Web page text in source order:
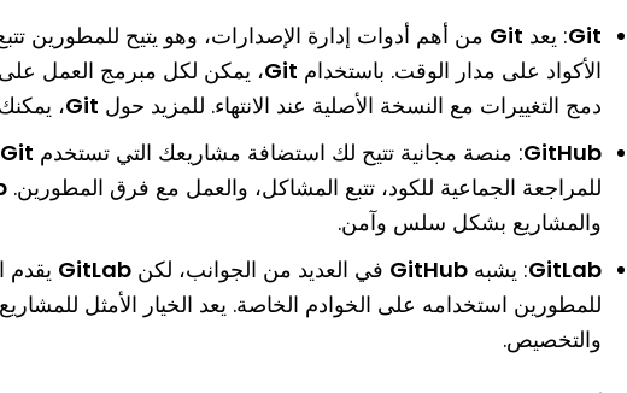
Git: يعد Git من أهم أدوات إدارة الإصدارات، وهو يتيح للمطورين
الأكواد على مدار الوقت. باستخدام Git، يمكن لكل مبرمج العمل
دمج التغييرات مع النسخة الأصلية عند الانتهاء. للمزيد حول Git،
GitHub: منصة مجانية تتيح لك استضافة مشاريعك التي تستخدم Git
للمراجعة الجماعية للكود، تتبع المشاكل، والعمل مع فرق المطورين.
والمشاريع بشكل سلس وآمن.
GitLab: يشبه GitHub في العديد من الجوانب، لكن GitLab يقدم
للمطورين استخدامه على الخوادم الخاصة. يعد الخيار الأمثل
والتخصيص.